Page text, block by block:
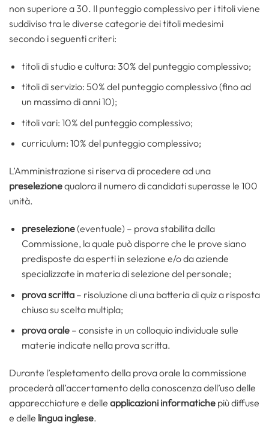
non superiore a 30. Il punteggio complessivo per i titoli viene
suddiviso tra le diverse categorie dei titoli medesimi
secondo i seguenti criteri:
titoli di studio e cultura: 30% del punteggio complessivo;
titoli di servizio: 50% del punteggio complessivo (fino ad
un massimo di anni 10);
titoli vari: 10% del punteggio complessivo;
curriculum: 10% del punteggio complessivo;
L’Amministrazione si riserva di procedere ad una
preselezionequalora il numero di candidati superasse le 100
unità.
preselezione(eventuale) – prova stabilita dalla
Commissione, la quale può disporre che le prove siano
predisposte da esperti in selezione e/o da aziende
specializzate in materia di selezione del personale;
prova scritta– risoluzione di una batteria di quiz a risposta
chiusa su scelta multipla;
prova orale– consiste in un colloquio individuale sulle
materie indicate nella prova scritta.
Durante l’espletamento della prova orale la commissione
procederà all’accertamento della conoscenza dell’uso delle
apparecchiature e delle applicazioni informatiche più diffuse
e delle lingua inglese.